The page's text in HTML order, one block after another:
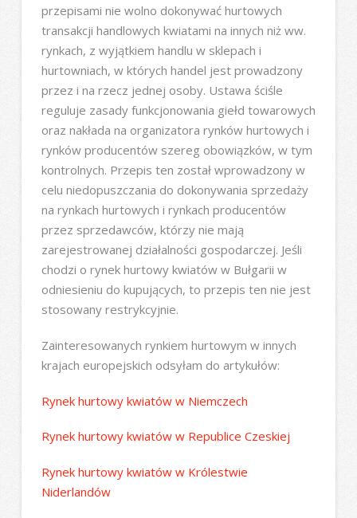
przepisami nie wolno dokonywać hurtowych
transakcji handlowych kwiatami na innych niż ww.
rynkach, z wyjątkiem handlu w sklepach i
hurtowniach, w których handel jest prowadzony
przez i na rzecz jednej osoby. Ustawa ściśle
reguluje zasady funkcjonowania giełd towarowych
oraz nakłada na organizatora rynków hurtowych i
rynków producentów szereg obowiązków, w tym
kontrolnych. Przepis ten został wprowadzony w
celu niedopuszczania do dokonywania sprzedaży
na rynkach hurtowych i rynkach producentów
przez sprzedawców, którzy nie mają
zarejestrowanej działalności gospodarczej. Jeśli
chodzi o rynek hurtowy kwiatów w Bułgarii w
odniesieniu do kupujących, to przepis ten nie jest
stosowany restrykcyjnie.
Zainteresowanych rynkiem hurtowym w innych
krajach europejskich odsyłam do artykułów:
Rynek hurtowy kwiatów w Niemczech
Rynek hurtowy kwiatów w Republice Czeskiej
Rynek hurtowy kwiatów w Królestwie
Niderlandów